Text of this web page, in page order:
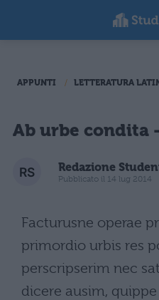
APPUNTI LETTERATURA
Ab urbe condita
Redazione
Pubblicato il 14 lug 2014
Facturusne operae
primordio urbis res
perscripserim nec
dicere ausim,